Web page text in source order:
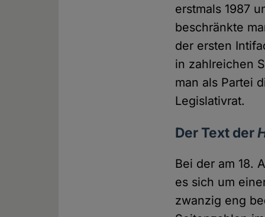
erstmals 1987
beschränkte
der ersten
in zahlreichen
man als Partei
Legislativrat.
Der Text der
Bei der am 18.
es sich um
zwanzig eng